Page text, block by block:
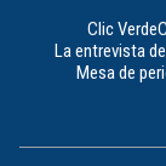
Clic Verde
La entrevista
Mesa de